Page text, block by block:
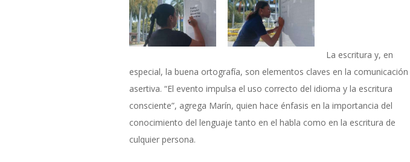
La escritura y, en
especial, la buena ortografía, son elementos claves en la comunicación
asertiva. “El evento impulsa el uso correcto del idioma y la escritura
consciente”, agrega Marín, quien hace énfasis en la importancia del
conocimiento del lenguaje tanto en el habla como en la escritura de
culquier persona.